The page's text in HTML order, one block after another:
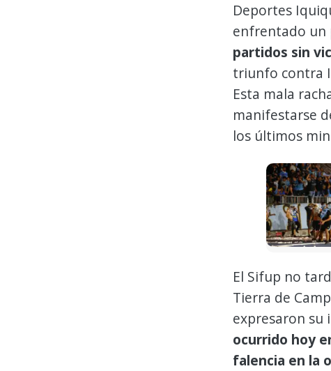
Deportes
enfrentado un
partidos sin
triunfo contra
Esta mala
manifestarse
los últimos
El Sifup no
Tierra de
expresaron su
ocurrido hoy
falencia en la